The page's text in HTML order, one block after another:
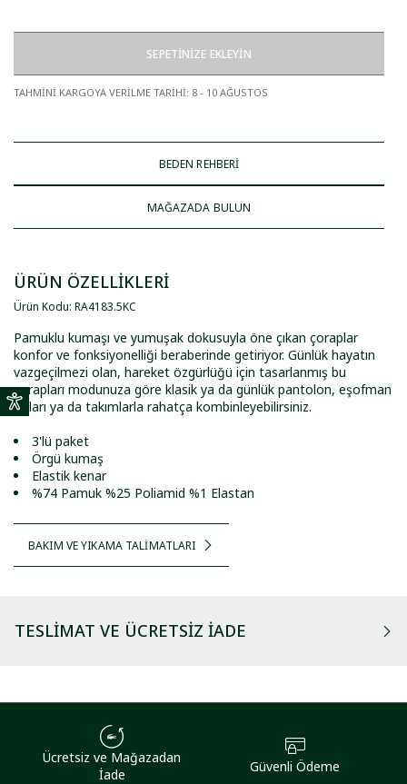
SEPETİNİZE EKLEYİN
TAHMİNİ KARGOYA VERİLME TARİHİ: 8 - 10 AĞUSTOS
BEDEN REHBERİ
MAĞAZADA BULUN
ÜRÜN ÖZELLİKLERİ
Ürün Kodu: RA4183.5KC
Pamuklu kumaşı ve yumuşak dokusuyla öne çıkan çoraplar
konfor ve fonksiyonelliği beraberinde getiriyor. Günlük hayatın
vazgeçilmezi olan, hareket özgürlüğü için tasarlanmış bu
çorapları modunuza göre klasik ya da günlük pantolon, eşofman
altları ya da takımlarla rahatça kombinleyebilirsiniz.
3'lü paket
Örgü kumaş
Elastik kenar
%74 Pamuk %25 Poliamid %1 Elastan
BAKIM VE YIKAMA TALİMATLARI
TESLIMAT VE ÜCRETSIZ İADE
Ücretsiz ve Mağazadan
İade
Güvenli Ödeme